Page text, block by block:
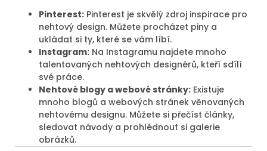
Pinterest: Pinterest je skvělý zdroj inspirace pro
nehtový design. Můžete procházet piny a
ukládat si ty, které se vám líbí.
Instagram: Na Instagramu najdete mnoho
talentovaných nehtových designérů, kteří sdílí
své práce.
Nehtové blogy a webové stránky: Existuje
mnoho blogů a webových stránek věnovaných
nehtovému designu. Můžete si přečíst články,
sledovat návody a prohlédnout si galerie
obrázků.